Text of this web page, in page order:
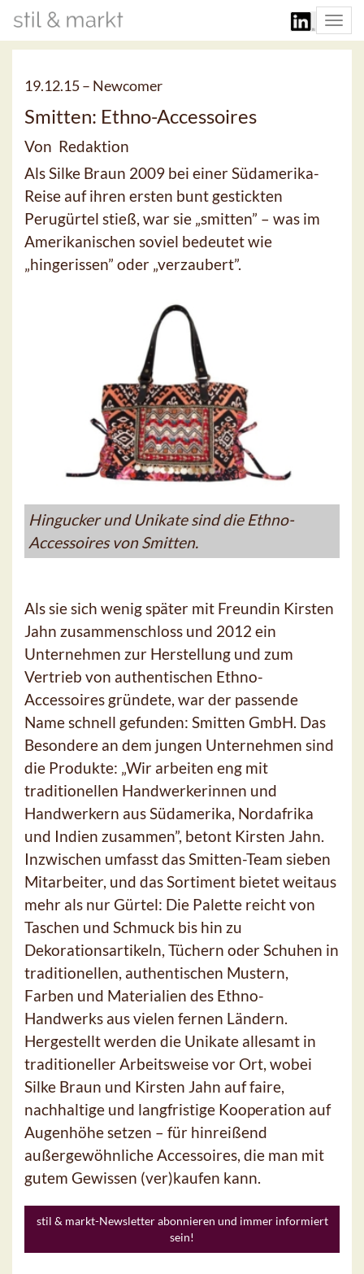
19.12.15 – Newcomer
Smitten: Ethno-Accessoires
Von Redaktion
Als Silke Braun 2009 bei einer Südamerika-
Reise auf ihren ersten bunt gestickten
Perugürtel stieß, war sie „smitten” – was im
Amerikanischen soviel bedeutet wie
„hingerissen” oder „verzaubert”.
Hingucker und Unikate sind die Ethno-
Accessoires von Smitten.
Als sie sich wenig später mit Freundin Kirsten
Jahn zusammenschloss und 2012 ein
Unternehmen zur Herstellung und zum
Vertrieb von authentischen Ethno-
Accessoires gründete, war der passende
Name schnell gefunden: Smitten GmbH. Das
Besondere an dem jungen Unternehmen sind
die Produkte: „Wir arbeiten eng mit
traditionellen Handwerkerinnen und
Handwerkern aus Südamerika, Nordafrika
und Indien zusammen”, betont Kirsten Jahn.
Inzwischen umfasst das Smitten-Team sieben
Mitarbeiter, und das Sortiment bietet weitaus
mehr als nur Gürtel: Die Palette reicht von
Taschen und Schmuck bis hin zu
Dekorationsartikeln, Tüchern oder Schuhen in
traditionellen, authentischen Mustern,
Farben und Materialien des Ethno-
Handwerks aus vielen fernen Ländern.
Hergestellt werden die Unikate allesamt in
traditioneller Arbeitsweise vor Ort, wobei
Silke Braun und Kirsten Jahn auf faire,
nachhaltige und langfristige Kooperation auf
Augenhöhe setzen – für hinreißend
außergewöhnliche Accessoires, die man mit
gutem Gewissen (ver)kaufen kann.
stil & markt-Newsletter abonnieren und immer informiert
sein!